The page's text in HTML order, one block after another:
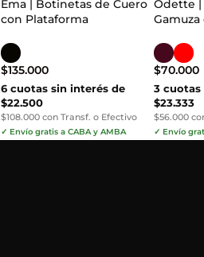
Ema | Botinetas de Cuero
con Plataforma
$135.000
6 cuotas sin interés de
$22.500
$108.000 con Transf. o Efectivo
✓ Envío gratis a CABA y AMBA
Odette |
$70.000
3 cuotas
$23.333
$56.000
✓ Envío